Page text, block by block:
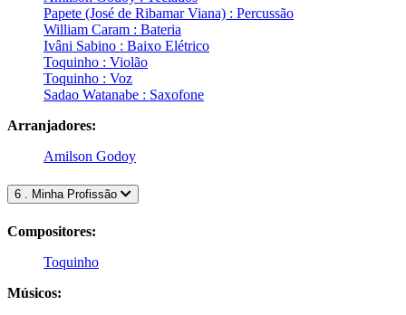
Papete (José de Ribamar Viana) : Percussão
William Caram : Bateria
Ivâni Sabino : Baixo Elétrico
Toquinho : Violão
Toquinho : Voz
Sadao Watanabe : Saxofone
Arranjadores:
Amilson Godoy
6 . Minha Profissão
Compositores:
Toquinho
Músicos: